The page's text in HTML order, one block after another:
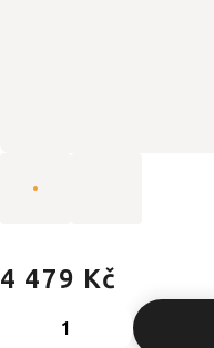
4 479 Kč